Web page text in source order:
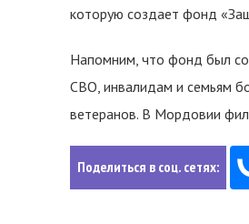
которую создает фонд
Напомним, что фонд был
СВО, инвалидам и семьям
ветеранов. В Мордовии
Поделиться в соц. сетях: